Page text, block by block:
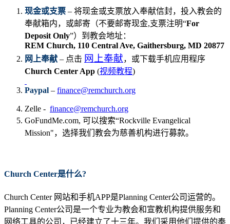
现金或支票 – 将现金或支票放入奉献信封，投入教会的
奉献箱内，或邮寄（不要邮寄现金,支票注明“For
Deposit Only”）到教会地址：
REM Church, 110 Central Ave, Gaithersburg, MD 20877
网上奉献 – 点击 网上奉献，或下载手机应用程序
Church Center App (视频教程)
Paypal – finance@remchurch.org
Zelle - finance@remchurch.org
GoFundMe.com, 可以搜索“Rockville Evangelical
Mission"，选择我们教会为慈善机构进行募款。
Church Center是什么?
Church Center 网站和手机APP是Planning Center公司运营的。
Planning Center公司是一个专业为教会和宣教机构提供服务和
网络工具的公司，已经建立了十三年。我们采用他们提供的奉